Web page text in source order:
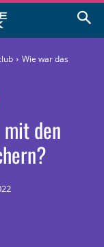
Wie war das
den